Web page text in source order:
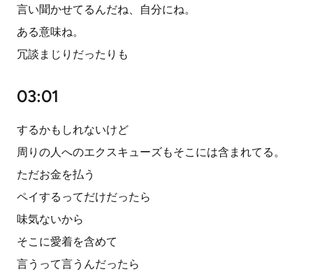
言い聞かせてるんだね、自分にね。
ある意味ね。
冗談まじりだったりも
03:01
するかもしれないけど
周りの人へのエクスキューズもそこには含まれてる。
ただお金を払う
ペイするってだけだったら
味気ないから
そこに愛着を含めて
言うって言うんだったら